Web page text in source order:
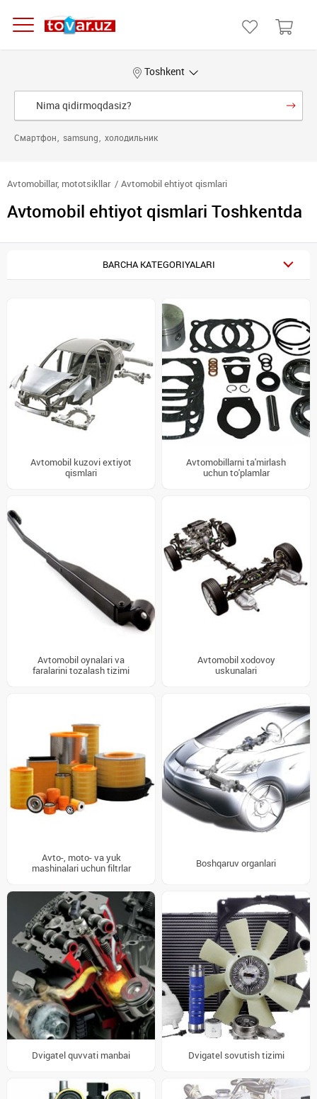
Toshkent
Смартфон samsung холодильник
Avtomobillar, mototsikllar Avtomobil ehtiyot qismlari
Avtomobil ehtiyot qismlari Toshkentda
BARCHA KATEGORIYALARI
Avtomobil kuzovi extiyot
qismlari
Avtomobillarni ta'mirlash
uchun to'plamlar
Avtomobil oynalari va
faralarini tozalash tizimi
Avtomobil xodovoy
uskunalari
Avto-, moto- va yuk
mashinalari uchun filtrlar
Boshqaruv organlari
Dvigatel quvvati manbai Dvigatel sovutish tizimi